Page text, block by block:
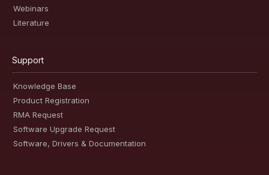
Webinars
Literature
Support
Knowledge Base
Product Registration
RMA Request
Software Upgrade Request
Software, Drivers & Documentation